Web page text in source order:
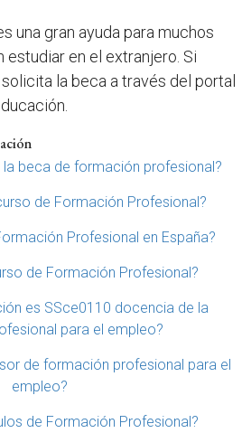
una gran ayuda para muchos
estudiar en el extranjero. Si
la beca a través del portal
la beca de formación profesional?
de Formación Profesional?
Profesional en España?
de Formación Profesional?
es SSce0110 docencia de la
para el empleo?
de formación profesional para el
empleo?
de Formación Profesional?